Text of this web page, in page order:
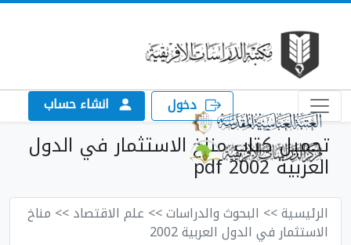
دخول انشاء حساب
تحميل كتاب مناخ الاستثمار في الدول
العربية 2002 pdf
الرئيسية>> البحوث والدراسات>> علم الاقتصاد>> مناخ
الاستثمار في الدول العربية 2002